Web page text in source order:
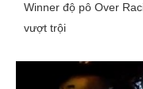
Winner độ pô Over
vượt trội